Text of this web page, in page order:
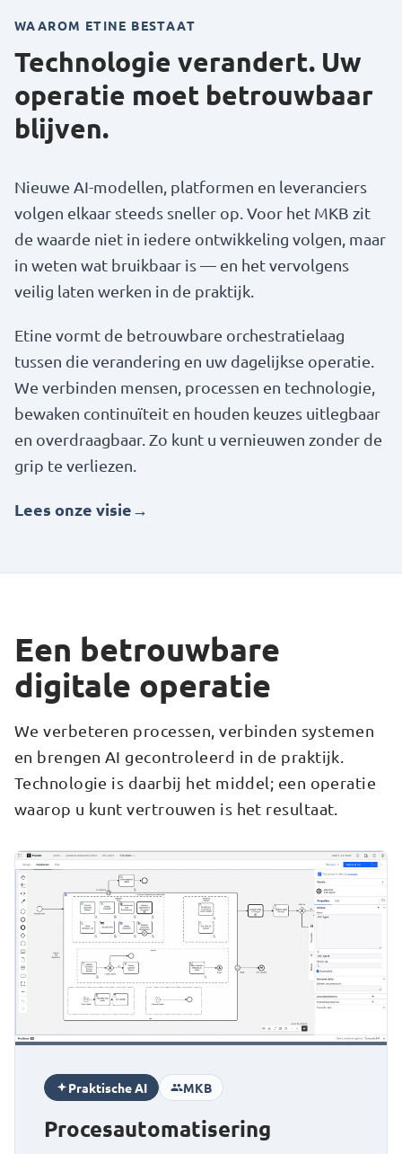
WAAROM ETINE BESTAAT
Technologie verandert. Uw
operatie moet betrouwbaar
blijven.
Nieuwe AI-modellen, platformen en leveranciers
volgen elkaar steeds sneller op. Voor het MKB zit
de waarde niet in iedere ontwikkeling volgen, maar
in weten wat bruikbaar is — en het vervolgens
veilig laten werken in de praktijk.
Etine vormt de betrouwbare orchestratielaag
tussen die verandering en uw dagelijkse operatie.
We verbinden mensen, processen en technologie,
bewaken continuïteit en houden keuzes uitlegbaar
en overdraagbaar. Zo kunt u vernieuwen zonder de
grip te verliezen.
Lees onze visie→
Een betrouwbare
digitale operatie
We verbeteren processen, verbinden systemen
en brengen AI gecontroleerd in de praktijk.
Technologie is daarbij het middel; een operatie
waarop u kunt vertrouwen is het resultaat.
Praktische AI MKB
Procesautomatisering
Bekijk Procesautomatisering